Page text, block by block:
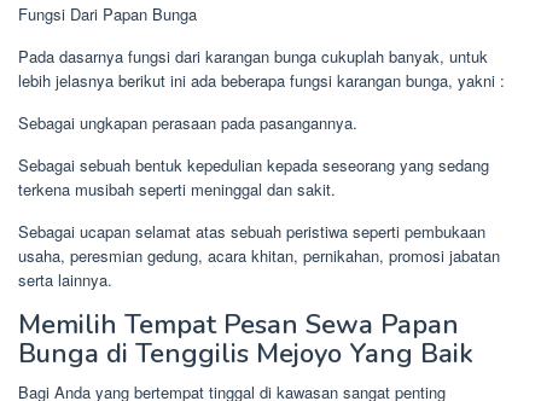
Fungsi Dari Papan Bunga
Pada dasarnya fungsi dari karangan bunga cukuplah banyak, untuk
lebih jelasnya berikut ini ada beberapa fungsi karangan bunga, yakni :
Sebagai ungkapan perasaan pada pasangannya.
Sebagai sebuah bentuk kepedulian kepada seseorang yang sedang
terkena musibah seperti meninggal dan sakit.
Sebagai ucapan selamat atas sebuah peristiwa seperti pembukaan
usaha, peresmian gedung, acara khitan, pernikahan, promosi jabatan
serta lainnya.
Memilih Tempat Pesan Sewa Papan
Bunga di Tenggilis Mejoyo Yang Baik
Bagi Anda yang bertempat tinggal di kawasan sangat penting